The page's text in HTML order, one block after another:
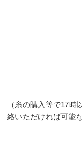
（糸の購入等で17
絡いただければ可能